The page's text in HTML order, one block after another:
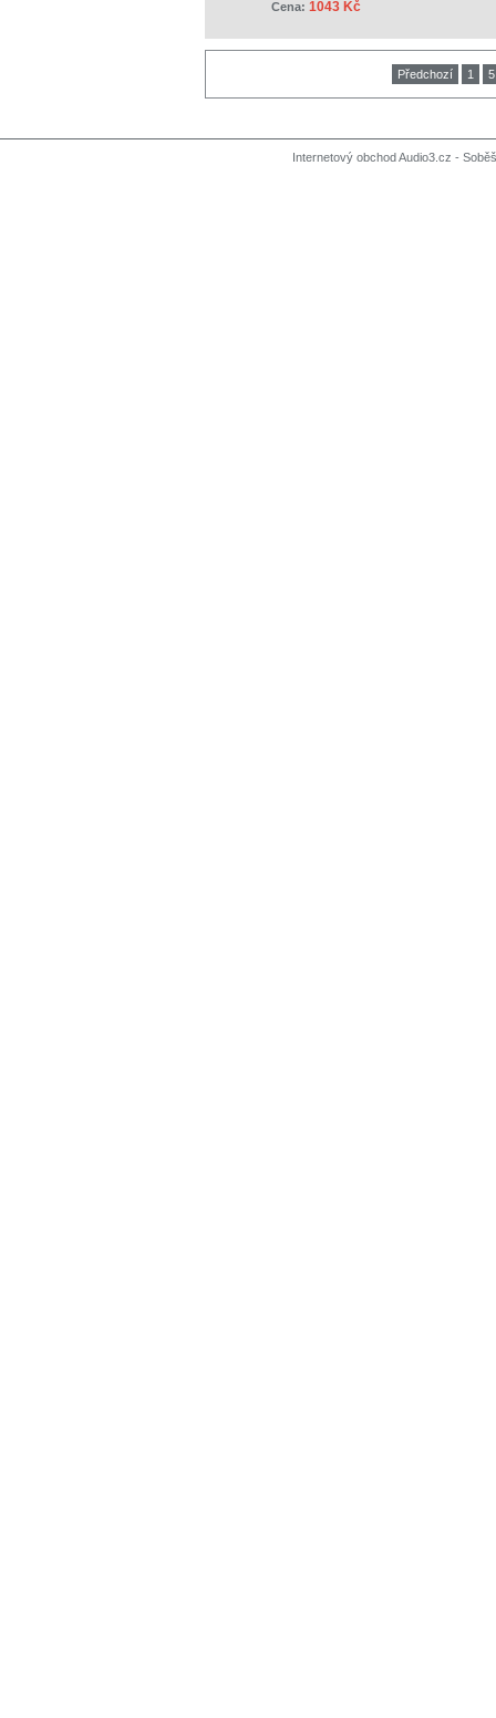
Cena: 1043 Kč
Předchozí 1 5
Internetový obchod Audio3.cz -